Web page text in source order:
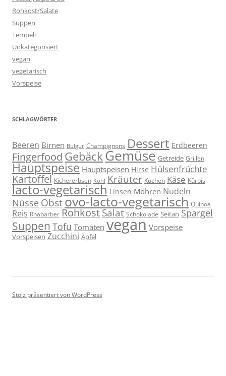
Rohkost/Salate
Suppen
Tempeh
Unkategorisiert
vegan
vegetarisch
Vorspeise
SCHLAGWÖRTER
Beeren Birnen Bulgur Champignons Dessert Erdbeeren
Fingerfood Gebäck Gemüse Getreide Grillen
Hauptspeise Hauptspeisen Hirse Hülsenfrüchte
Kartoffel Kichererbsen Kohl Kräuter Kuchen Käse Kürbis
lacto-vegetarisch Linsen Möhren Nudeln
Nüsse Obstovo-lacto-vegetarisch Quinoa
Reis Rhabarber Rohkost Salat Schokolade Seitan Spargel
Suppen Tofu Tomaten vegan Vorspeise
Vorspeisen Zucchini Äpfel
Stolz präsentiert von WordPress